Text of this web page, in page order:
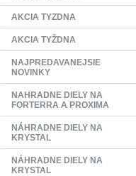
AKCIA TYZDNA
AKCIA TYŽDNA
NAJPREDAVANEJSIE
NOVINKY
NAHRADNE DIELY NA
FORTERRA A PROXIMA
NÁHRADNE DIELY NA
KRYSTAL
NÁHRADNE DIELY NA
KRYSTAL